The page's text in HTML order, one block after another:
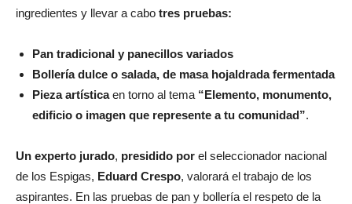
ingredientes y llevar a cabo tres pruebas:
Pan tradicional y panecillos variados
Bollería dulce o salada, de masa hojaldrada fermentada
Pieza artísticaen torno al tema “Elemento, monumento,
edificio o imagen que represente a tu comunidad”.
Un experto jurado, presidido por el seleccionador nacional
de los Espigas, Eduard Crespo, valorará el trabajo de los
aspirantes. En las pruebas de pan y bollería el respeto de la